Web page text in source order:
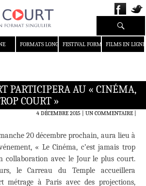
FORMATS LONGS FESTIVAL FORMAT COURT
FILMS EN LIGNE
Recherche
PARTICIPERA AU « CINÉMA,
COURT »
4 DÉCEMBRE 2015 UN COMMENTAIRE|
20 décembre prochain, aura lieu à
« Le Cinéma, c’est jamais trop
collaboration avec le Jour le plus court.
le Carreau du Temple accueillera
métrage à Paris avec des projections,